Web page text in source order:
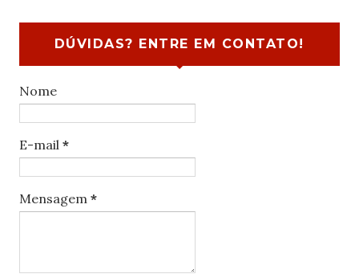
DÚVIDAS? ENTRE EM CONTATO!
Nome
E-mail *
Mensagem *